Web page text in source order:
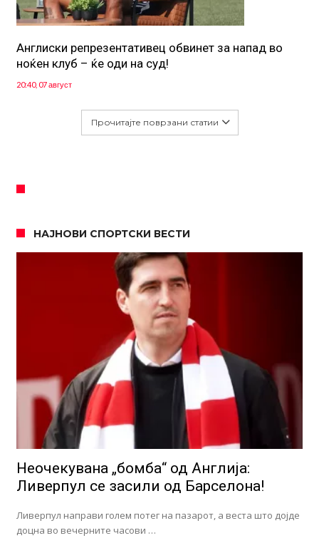
Англиски репрезентативец обвинет за напад во
ноќен клуб – ќе оди на суд!
20:40, 07 август
Прочитајте поврзани статии
НАЈНОВИ СПОРТСКИ ВЕСТИ
Неочекувана „бомба“ од Англија:
Ливерпул се засили од Барселона!
Ливерпул направи голем потег на пазарот, а веста што дојде
доцна во вечерните часови …